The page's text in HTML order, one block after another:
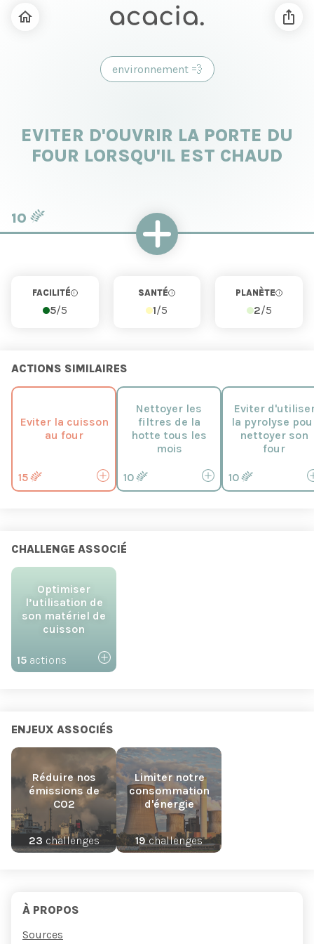
environnement 💨
EVITER D'OUVRIR LA PORTE DU
FOUR LORSQU'IL EST CHAUD
10
FACILITÉ i
5/5
SANTÉ i
1/5
PLANÈTE i
2/5
ACTIONS SIMILAIRES
Eviter la cuisson
au four
15
Nettoyer les
filtres de la
hotte tous les
mois
10
Eviter
la pyrolyse
nettoyer son
four
10
CHALLENGE ASSOCIÉ
Optimiser
l’utilisation de
son matériel de
cuisson
15 actions
ENJEUX ASSOCIÉS
Réduire nos
émissions de
CO2
23 challenges
Limiter notre
consommation
d'énergie
19challenges
À PROPOS
Sources